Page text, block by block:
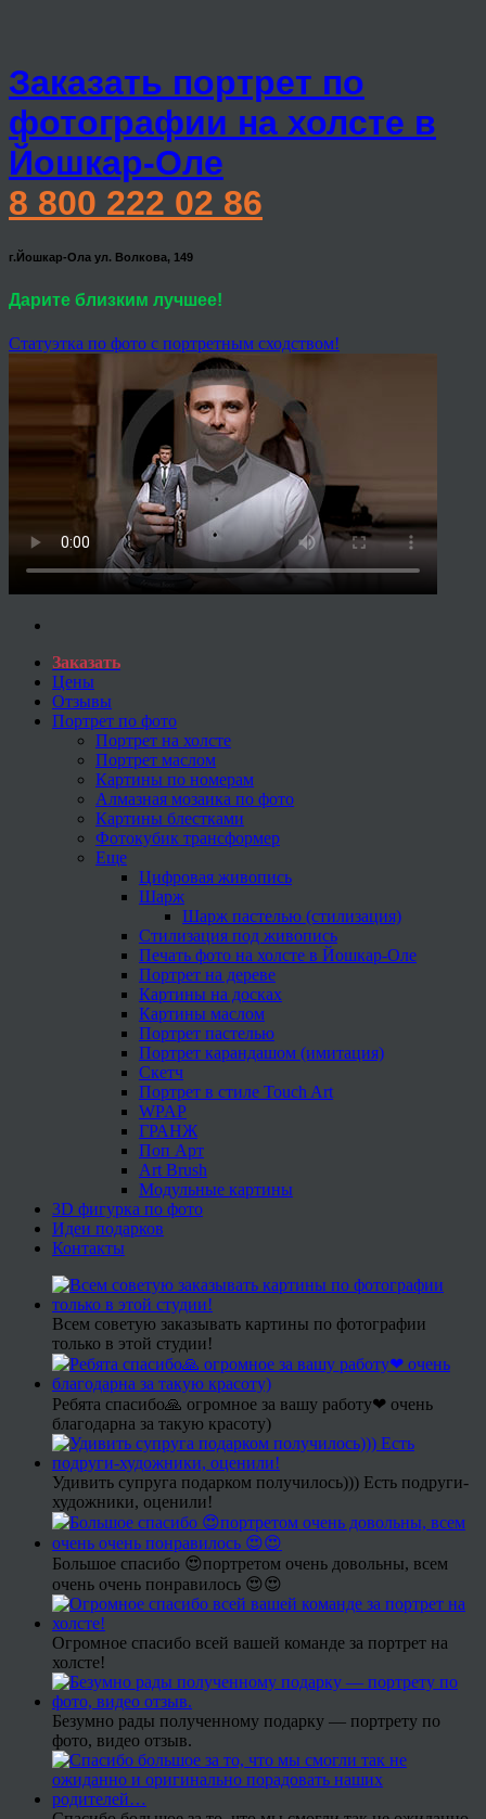
Заказать портрет по
фотографии на холсте в
Йошкар-Оле
8 800 222 02 86
г.Йошкар-Ола ул. Волкова, 149
Дарите близким лучшее!
Статуэтка по фото с портретным сходством!
Заказать
Цены
Отзывы
Портрет по фото
Портрет на холсте
Портрет маслом
Картины по номерам
Алмазная мозаика по фото
Картины блестками
Фотокубик трансформер
Еще
Цифровая живопись
Шарж
Шарж пастелью (стилизация)
Стилизация под живопись
Печать фото на холсте в Йошкар-Оле
Портрет на дереве
Картины на досках
Картины маслом
Портрет пастелью
Портрет карандашом (имитация)
Скетч
Портрет в стиле Touch Art
WPAP
ГРАНЖ
Поп Арт
Art Brush
Модульные картины
3D фигурка по фото
Идеи подарков
Контакты
Всем советую заказывать картины по фотографии
только в этой студии!
Ребята спасибо🙏 огромное за вашу работу❤ очень
благодарна за такую красоту)
Удивить супруга подарком получилось))) Есть подруги-
художники, оценили!
Большое спасибо 😍портретом очень довольны, всем
очень очень понравилось 😍😍
Огромное спасибо всей вашей команде за портрет на
холсте!
Безумно рады полученному подарку — портрету по
фото, видео отзыв.